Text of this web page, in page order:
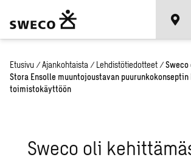
Etusivu / Ajankohtaista / Lehdistötiedotteet /
Stora Ensolle muuntojoustavan
toimistokäyttöön
Sweco oli